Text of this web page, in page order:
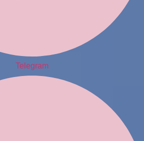
Telegram